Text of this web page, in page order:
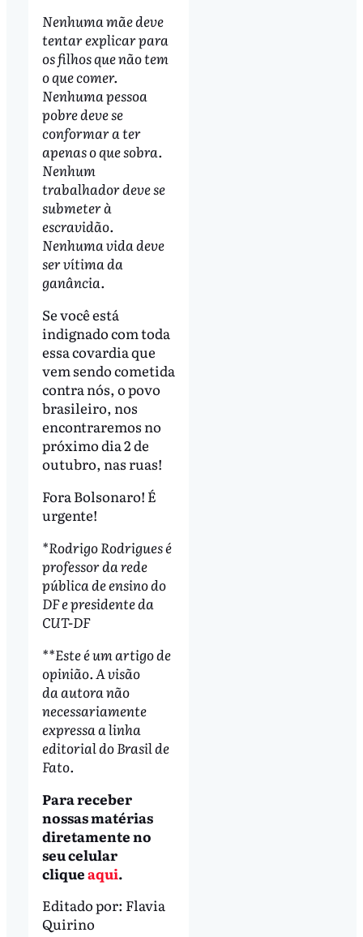
Nenhuma mãe deve
tentar explicar para
os filhos que não tem
o que comer.
Nenhuma pessoa
pobre deve se
conformar a ter
apenas o que sobra.
Nenhum
trabalhador deve se
submeter à
escravidão.
Nenhuma vida deve
ser vítima da
ganância.
Se você está
indignado com toda
essa covardia que
vem sendo cometida
contra nós, o povo
brasileiro, nos
encontraremos no
próximo dia 2 de
outubro, nas ruas!
Fora Bolsonaro! É
urgente!
*Rodrigo Rodrigues é
professor da rede
pública de ensino do
DF e presidente da
CUT-DF
**Este é um artigo de
opinião. A visão
da autora não
necessariamente
expressa a linha
editorial do Brasil de
Fato.
Para receber
nossas matérias
diretamente no
seu celular
cliqueaqui.
Editado por: Flavia
Quirino